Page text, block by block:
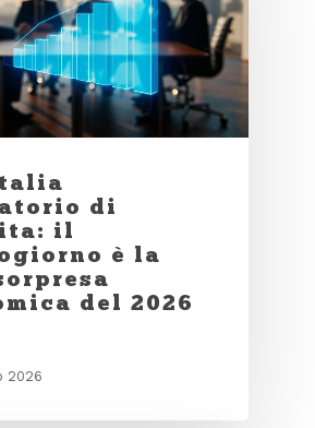
di
il
è la
del 2026
2026